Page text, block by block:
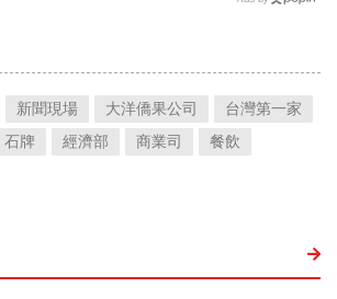
新聞現場 大洋僑果公司
台灣第一家
石牌 經濟部 商業司
餐飲